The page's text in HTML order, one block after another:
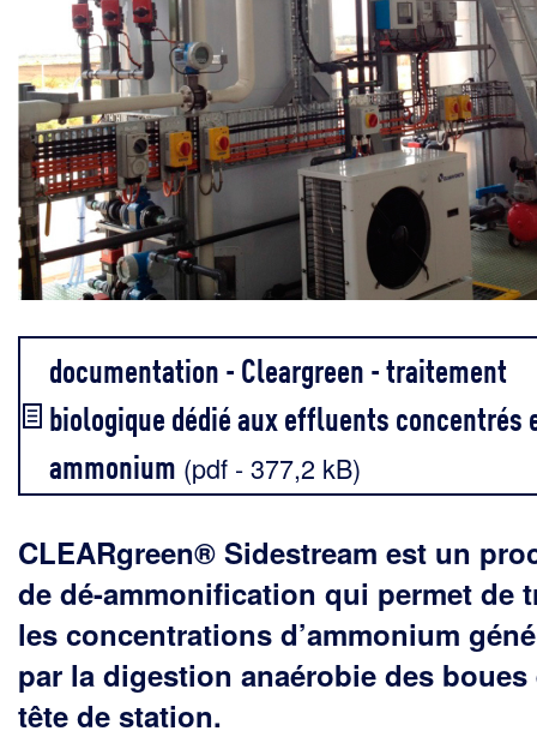
documentation - Cleargreen - traitement
biologique dédié aux effluents concentrés
ammonium (pdf - 377,2 kB)
CLEARgreen® Sidestream est un
de dé-ammonification qui permet de
les concentrations d’ammonium
par la digestion anaérobie des boues
tête de station.